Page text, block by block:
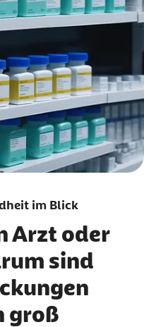
im Blick
Arzt oder
sind
groß